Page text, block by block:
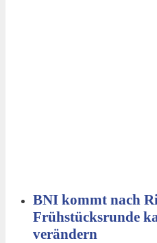
BNI kommt nach
Frühstücksrunde
verändern